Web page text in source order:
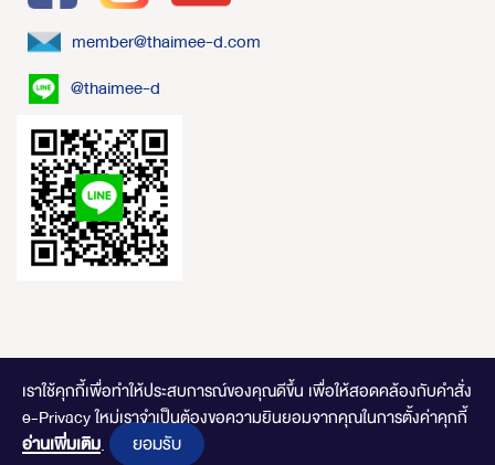
เราใช้คุกกี้เพื่อทำให้ประสบการณ์ของคุณดีขึ้น เพื่อให้สอดคล้องกับคำสั่ง
e-Privacy ใหม่เราจำเป็นต้องขอความยินยอมจากคุณในการตั้งค่าคุกกี้
อ่านเพิ่มเติม. ยอมรับ
member@thaimee-d.com
@thaimee-d
ไทยมีดี.com © 2020 Online Store. All Rights Reserved. DESIGNED BYCLICK